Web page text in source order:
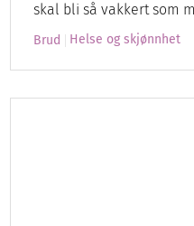
skal bli så vakkert som
Brud Helse og skjønnhet